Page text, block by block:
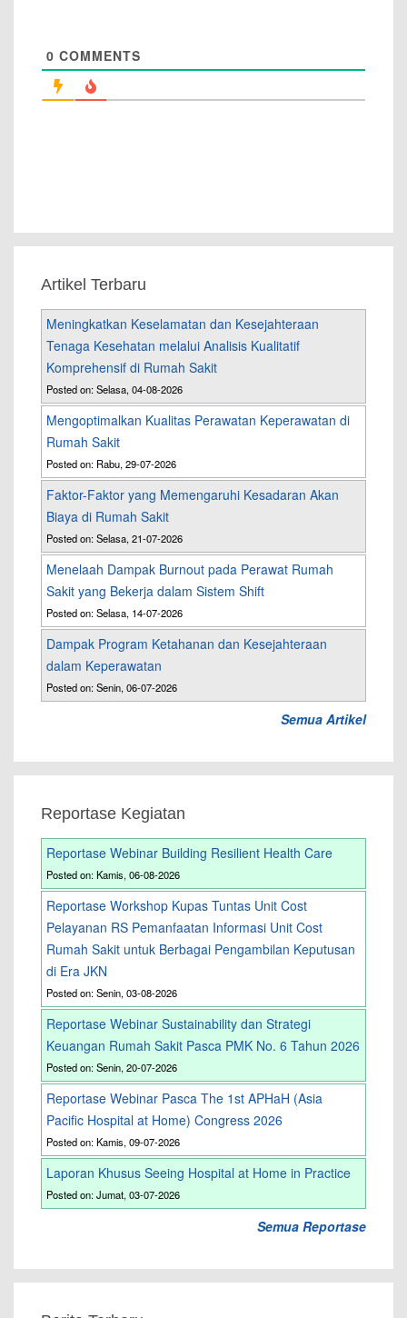
0 COMMENTS
Artikel Terbaru
Meningkatkan Keselamatan dan Kesejahteraan
Tenaga Kesehatan melalui Analisis Kualitatif
Komprehensif di Rumah Sakit
Posted on: Selasa, 04-08-2026
Mengoptimalkan Kualitas Perawatan Keperawatan di
Rumah Sakit
Posted on: Rabu, 29-07-2026
Faktor-Faktor yang Memengaruhi Kesadaran Akan
Biaya di Rumah Sakit
Posted on: Selasa, 21-07-2026
Menelaah Dampak Burnout pada Perawat Rumah
Sakit yang Bekerja dalam Sistem Shift
Posted on: Selasa, 14-07-2026
Dampak Program Ketahanan dan Kesejahteraan
dalam Keperawatan
Posted on: Senin, 06-07-2026
Semua Artikel
Reportase Kegiatan
Reportase Webinar Building Resilient Health Care
Posted on: Kamis, 06-08-2026
Reportase Workshop Kupas Tuntas Unit Cost
Pelayanan RS Pemanfaatan Informasi Unit Cost
Rumah Sakit untuk Berbagai Pengambilan Keputusan
di Era JKN
Posted on: Senin, 03-08-2026
Reportase Webinar Sustainability dan Strategi
Keuangan Rumah Sakit Pasca PMK No. 6 Tahun 2026
Posted on: Senin, 20-07-2026
Reportase Webinar Pasca The 1st APHaH (Asia
Pacific Hospital at Home) Congress 2026
Posted on: Kamis, 09-07-2026
Laporan Khusus Seeing Hospital at Home in Practice
Posted on: Jumat, 03-07-2026
Semua Reportase